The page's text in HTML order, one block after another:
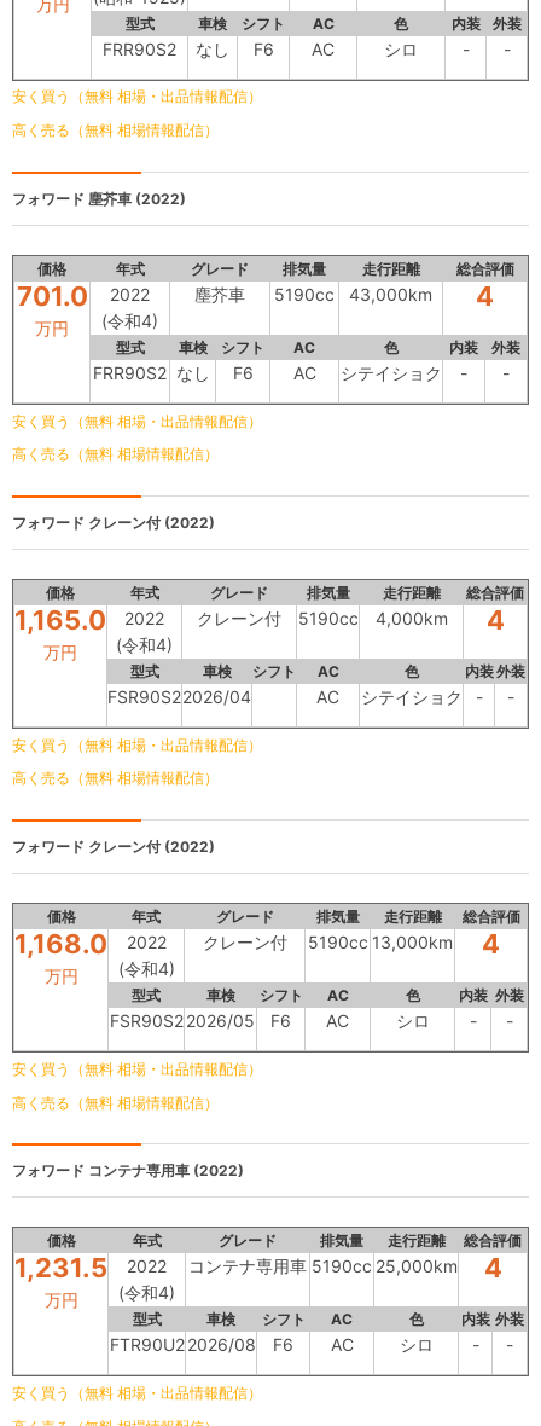
型式 車検 シフト AC 色 内装 外装
FRR90S2 なし F6 AC シロ - -
安く買う（無料 相場・出品情報配信）
高く売る（無料 相場情報配信）
フォワード 塵芥車 (2022)
価格 年式 グレード 排気量 走行距離 総合評価
701.0
万円
2022
(令和4)
塵芥車 5190cc 43,000km 4
型式 車検 シフト AC 色 内装 外装
FRR90S2 なし F6 AC シテイショク - -
安く買う（無料 相場・出品情報配信）
高く売る（無料 相場情報配信）
フォワード クレーン付 (2022)
価格 年式 グレード 排気量 走行距離 総合評価
1,165.0
万円
2022
(令和4)
クレーン付 5190cc 4,000km 4
型式 車検 シフト AC 色 内装外装
FSR90S22026/04 AC シテイショク - -
安く買う（無料 相場・出品情報配信）
高く売る（無料 相場情報配信）
フォワード クレーン付 (2022)
価格 年式 グレード 排気量 走行距離 総合評価
1,168.0
万円
2022
(令和4)
クレーン付 5190cc 13,000km 4
型式 車検 シフト AC 色 内装 外装
FSR90S2 2026/05 F6 AC シロ - -
安く買う（無料 相場・出品情報配信）
高く売る（無料 相場情報配信）
フォワード コンテナ専用車 (2022)
価格 年式 グレード 排気量 走行距離 総合評価
1,231.5
万円
2022
(令和4)
コンテナ専用車 5190cc 25,000km 4
型式 車検 シフト AC 色 内装 外装
FTR90U2 2026/08 F6 AC シロ - -
安く買う（無料 相場・出品情報配信）